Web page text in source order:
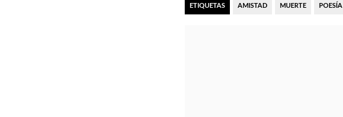
ETIQUETAS AMISTAD MUERTE POESÍA